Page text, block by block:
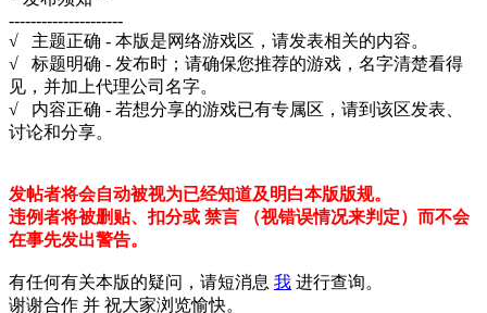
---------------------
√ 主题正确 - 本版是网络游戏区，请发表相关的内容。
√ 标题明确 - 发布时；请确保您推荐的游戏，名字清楚看得
见，并加上代理公司名字。
√ 内容正确 - 若想分享的游戏已有专属区，请到该区发表、
讨论和分享。
发帖者将会自动被视为已经知道及明白本版版规。
违例者将被删贴、扣分或 禁言 （视错误情况来判定）而不会
在事先发出警告。
有任何有关本版的疑问，请短消息 我 进行查询。
谢谢合作 并 祝大家浏览愉快。